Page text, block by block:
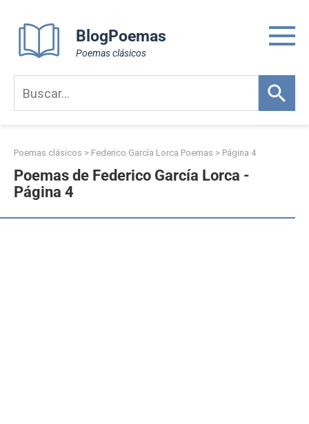
content
BlogPoemas
Poemas clásicos
Poemas clásicos > Federico García Lorca Poemas > Página 4
Poemas de Federico García Lorca -
Página 4